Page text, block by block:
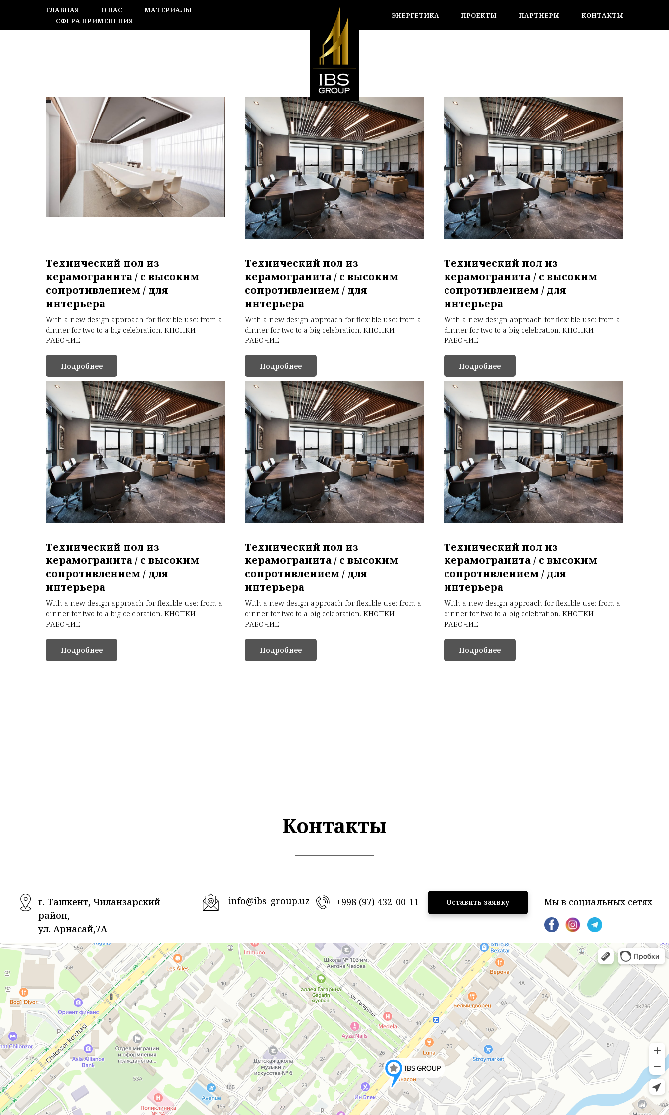
ГЛАВНАЯ О НАС
МАТЕРИАЛЫ
СФЕРА ПРИМЕНЕНИЯ
ЭНЕРГЕТИКА ПРОЕКТЫ ПАРТНЕРЫ КОНТАКТЫ
Технический пол из
керамогранита / с высоким
сопротивлением / для
интерьера
With a new design approach for flexible use: from a
dinner for two to a big celebration. КНОПКИ
РАБОЧИЕ
Подробнее
Технический пол из
керамогранита / с высоким
сопротивлением / для
интерьера
With a new design approach for flexible use: from a
dinner for two to a big celebration. КНОПКИ
РАБОЧИЕ
Подробнее
Технический пол из
керамогранита / с высоким
сопротивлением / для
интерьера
With a new design approach for flexible use: from a
dinner for two to a big celebration. КНОПКИ
РАБОЧИЕ
Подробнее
Технический пол из
керамогранита / с высоким
сопротивлением / для
интерьера
With a new design approach for flexible use: from a
dinner for two to a big celebration. КНОПКИ
РАБОЧИЕ
Подробнее
Технический пол из
керамогранита / с высоким
сопротивлением / для
интерьера
With a new design approach for flexible use: from a
dinner for two to a big celebration. КНОПКИ
РАБОЧИЕ
Подробнее
Технический пол из
керамогранита / с высоким
сопротивлением / для
интерьера
With a new design approach for flexible use: from a
dinner for two to a big celebration. КНОПКИ
РАБОЧИЕ
Подробнее
Контакты
info@ibs-group.uz Оставить заявку
г. Ташкент, Чиланзарский
район,
ул. Арнасай,7А
+998 (97) 432-00-11 Мы в социальных сетях